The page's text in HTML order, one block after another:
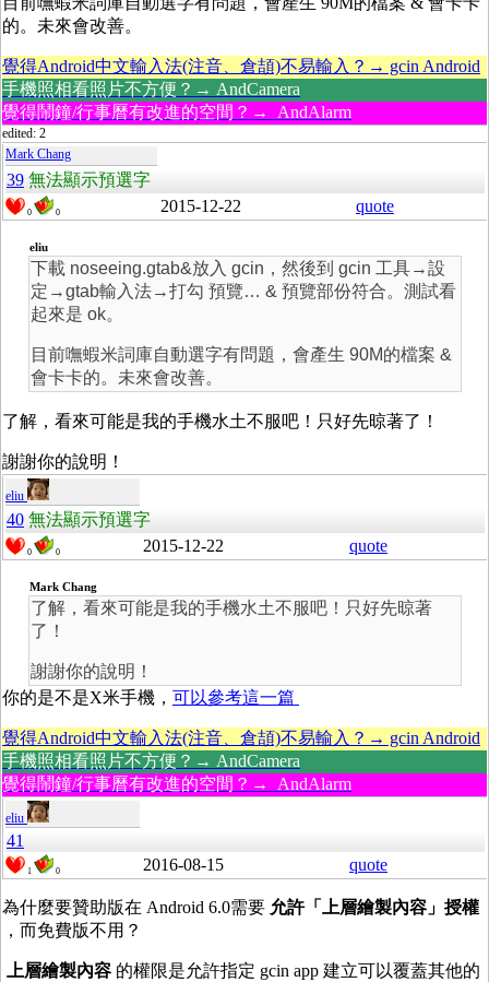
的。未來會改善。
覺得Android中文輸入法(注音、倉頡)不易輸入？→ gcin Android
手機照相看照片不方便？→ AndCamera
覺得鬧鐘/行事曆有改進的空間？→ AndAlarm
edited: 2
Mark Chang
39 無法顯示預選字
0 0 2015-12-22 quote
eliu
下載 noseeing.gtab&放入 gcin，然後到 gcin 工具→設
定→gtab輸入法→打勾 預覽… & 預覽部份符合。測試看
起來是 ok。
目前嘸蝦米詞庫自動選字有問題，會產生 90M的檔案 &
會卡卡的。未來會改善。
了解，看來可能是我的手機水土不服吧！只好先晾著了！
謝謝你的說明！
eliu
40 無法顯示預選字
0 0 2015-12-22 quote
Mark Chang
了解，看來可能是我的手機水土不服吧！只好先晾著
了！
謝謝你的說明！
你的是不是X米手機， 可以參考這一篇
覺得Android中文輸入法(注音、倉頡)不易輸入？→ gcin Android
手機照相看照片不方便？→ AndCamera
覺得鬧鐘/行事曆有改進的空間？→ AndAlarm
eliu
41
1 0 2016-08-15 quote
為什麼要贊助版在 Android 6.0需要 允許「上層繪製內容」授權
，而免費版不用？
上層繪製內容 的權限是允許指定 gcin app 建立可以覆蓋其他的